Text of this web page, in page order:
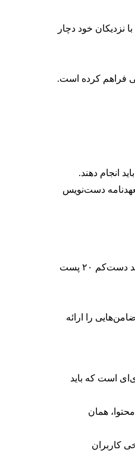
نزدیکان خود دچار
انجام دهند.
دست‌نویس
به ایشان هشدار داده شده است از انتشار مطالبی که به «امنیت روانی، اجتماعی یا سیاسی کشور» آسیب می‌زند، خودداری کنند و به برخی افراد گفته‌اند موظف‌اند دست‌کم ۲۰ پست
را ارائه
است که باید
همان
کاربران